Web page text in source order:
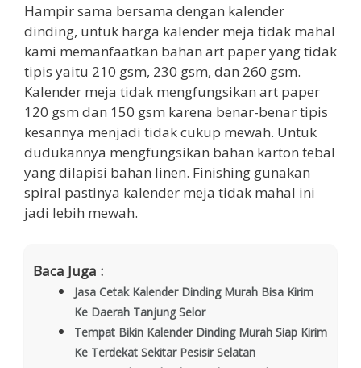
Hampir sama bersama dengan kalender
dinding, untuk harga kalender meja tidak mahal
kami memanfaatkan bahan art paper yang tidak
tipis yaitu 210 gsm, 230 gsm, dan 260 gsm.
Kalender meja tidak mengfungsikan art paper
120 gsm dan 150 gsm karena benar-benar tipis
kesannya menjadi tidak cukup mewah. Untuk
dudukannya mengfungsikan bahan karton tebal
yang dilapisi bahan linen. Finishing gunakan
spiral pastinya kalender meja tidak mahal ini
jadi lebih mewah.
Baca Juga :
Jasa Cetak Kalender Dinding Murah Bisa Kirim
Ke Daerah Tanjung Selor
Tempat Bikin Kalender Dinding Murah Siap Kirim
Ke Terdekat Sekitar Pesisir Selatan